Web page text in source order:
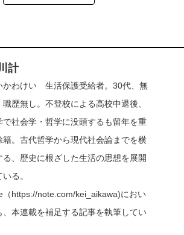
計
かわけい 生活保護受給者。30代、無
職歴無し。不登校による高校中退後、
で社会学・哲学に没頭するも留年を重
籍。古代哲学から現代社会論までを横
る、歴史に根ざした生活の思想を展開
いる。
（https://note.com/kei_aikawa)におい
、本連載を補足する記事を執筆してい